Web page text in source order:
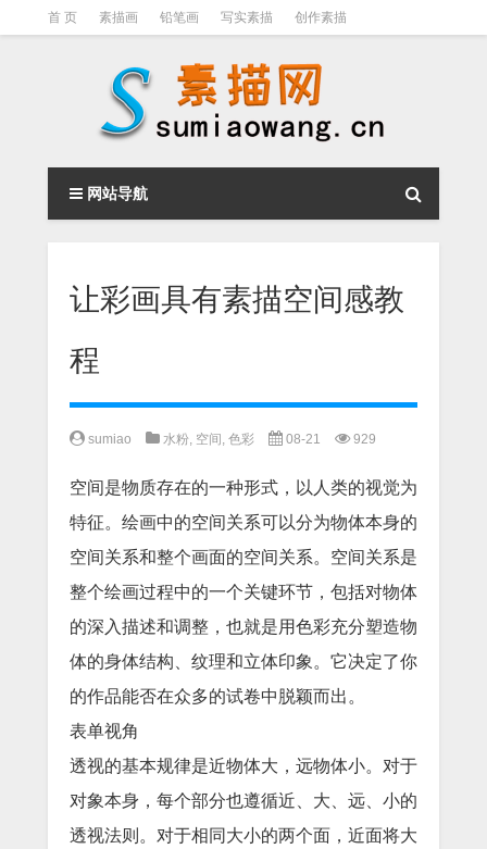
首 页 素描画 铅笔画 写实素描 创作素描
素描视频教程
网站导航
让彩画具有素描空间感教
程
sumiao 水粉, 空间 , 色彩 08-21 929
空间是物质存在的一种形式，以人类的视觉为
特征。绘画中的空间关系可以分为物体本身的
空间关系和整个画面的空间关系。空间关系是
整个绘画过程中的一个关键环节，包括对物体
的深入描述和调整，也就是用色彩充分塑造物
体的身体结构、纹理和立体印象。它决定了你
的作品能否在众多的试卷中脱颖而出。
表单视角
透视的基本规律是近物体大，远物体小。对于
对象本身，每个部分也遵循近、大、远、小的
透视法则。对于相同大小的两个面，近面将大